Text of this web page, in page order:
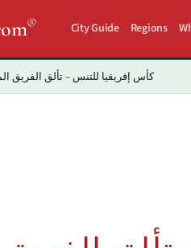
® City Guide Regions
كأس إفريقيا للتنس – تألق الفريق